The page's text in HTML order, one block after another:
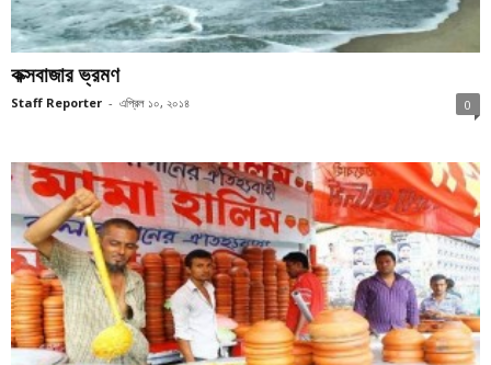
কক্সবাজার ভ্রমণ
Staff Reporter - এপ্রিল ১০, ২০১৪ 0